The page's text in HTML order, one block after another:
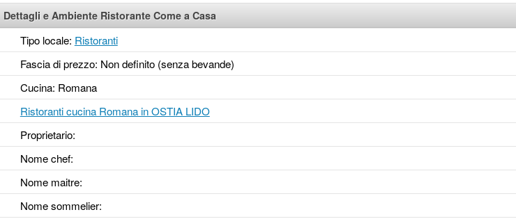
Dettagli e Ambiente Ristorante Come a Casa
Tipo locale: Ristoranti
Fascia di prezzo: Non definito (senza bevande)
Cucina: Romana
Ristoranti cucina Romana in OSTIA LIDO
Proprietario:
Nome chef:
Nome maitre:
Nome sommelier: